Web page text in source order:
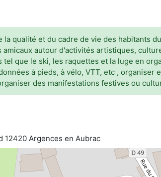
la qualité et du cadre de vie des habitants
autour d'activités artistiques,
que le ski, les raquettes et la luge en
à pieds, à vélo, VTT, etc ,
des manifestations festives ou
12420 Argences en Aubrac